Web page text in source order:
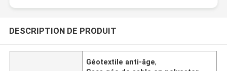
DESCRIPTION DE PRODUIT
Géotextile anti-âge,